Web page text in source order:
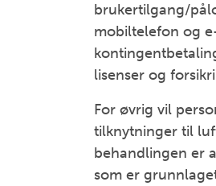
brukertilgang/
mobiltelefon og
lisenser og
For øvrig vil
tilknytninger til
behandlingen er
som er